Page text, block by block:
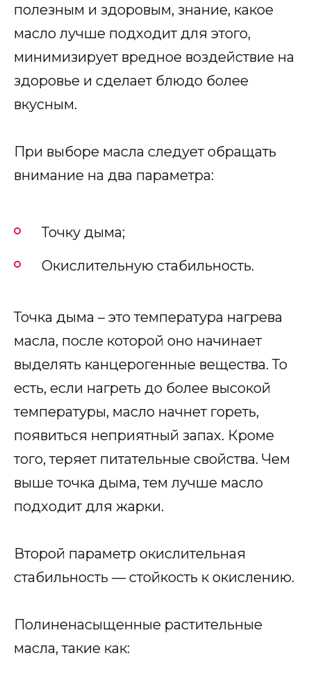
полезным и здоровым, знание, какое
масло лучше подходит для этого,
минимизирует вредное воздействие на
здоровье и сделает блюдо более
вкусным.
При выборе масла следует обращать
внимание на два параметра:
Точку дыма;
Окислительную стабильность.
Точка дыма – это температура нагрева
масла, после которой оно начинает
выделять канцерогенные вещества. То
есть, если нагреть до более высокой
температуры, масло начнет гореть,
появиться неприятный запах. Кроме
того, теряет питательные свойства. Чем
выше точка дыма, тем лучше масло
подходит для жарки.
Второй параметр окислительная
стабильность — стойкость к окислению.
Полиненасыщенные растительные
масла, такие как: